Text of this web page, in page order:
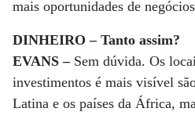
mais oportunidades de
DINHEIRO – Tanto assim?
EVANS –Sem dúvida. Os
investimentos é mais visível
Latina e os países da África,